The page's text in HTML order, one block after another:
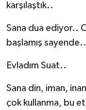
karşılaştık..
Sana dua ediyor..
başlamış sayende..
Evladım Suat..
Sana din, iman,
çok kullanma, bu